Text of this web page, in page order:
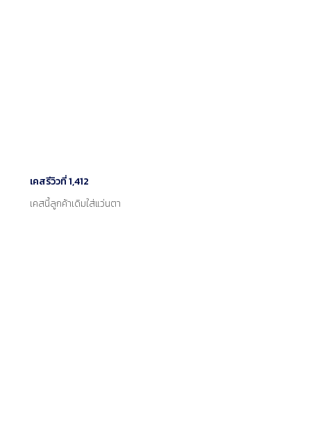
เคสรีวิวที่ 1,412
เคสนี้ลูกค้าเดิมใส่แว่นตา